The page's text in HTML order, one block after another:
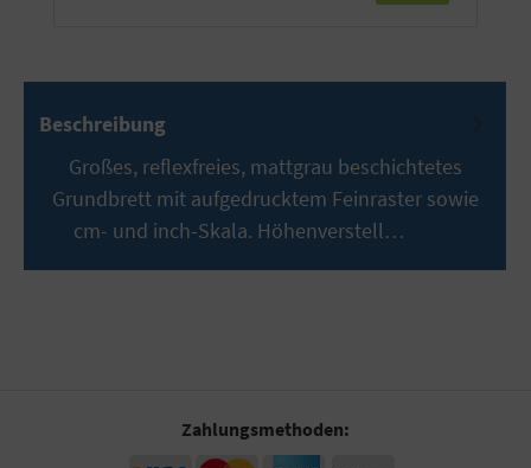
Beschreibung
Großes, reflexfreies, mattgrau beschichtetes
Grundbrett mit aufgedrucktem Feinraster sowie
cm- und inch-Skala. Höhenverstell…
Zahlungsmethoden: